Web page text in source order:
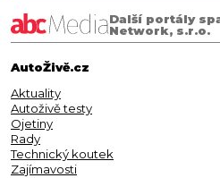
Další portály
Network, s.r.o.
AutoŽivě.cz
Aktuality
Autoživě testy
Ojetiny
Rady
Technický koutek
Zajímavosti